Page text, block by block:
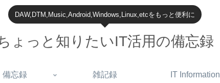
DAW,DTM,Music,Android,Windows,Linux,etcをもっと便利に
ょっと知りたいIT活用の備忘録
備忘録 雑記録 IT Information